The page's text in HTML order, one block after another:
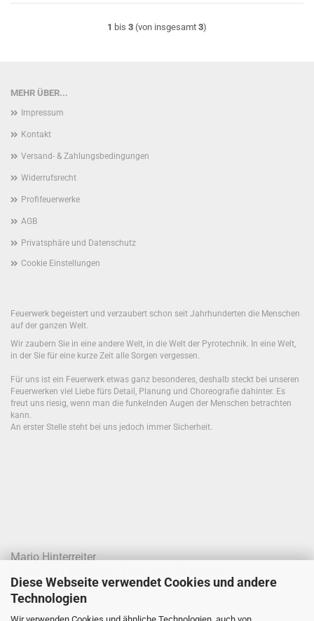
Diese Webseite verwendet Cookies und andere
Technologien
Wir verwenden Cookies und ähnliche Technologien, auch von
1 bis 3 (von insgesamt 3)
MEHR ÜBER...
Impressum
Kontakt
Versand- & Zahlungsbedingungen
Widerrufsrecht
Profifeuerwerke
AGB
Privatsphäre und Datenschutz
Cookie Einstellungen
Feuerwerk begeistert und verzaubert schon seit Jahrhunderten die Menschen
auf der ganzen Welt.
Wir zaubern Sie in eine andere Welt, in die Welt der Pyrotechnik. In eine Welt,
in der Sie für eine kurze Zeit alle Sorgen vergessen.
Für uns ist ein Feuerwerk etwas ganz besonderes, deshalb steckt bei unseren
Feuerwerken viel Liebe fürs Detail, Planung und Choreografie dahinter. Es
freut uns riesig, wenn man die funkelnden Augen der Menschen betrachten
kann.
An erster Stelle steht bei uns jedoch immer Sicherheit.
Mario Hinterreiter
Joseph-Haydn-Straße 68
4020 Linz